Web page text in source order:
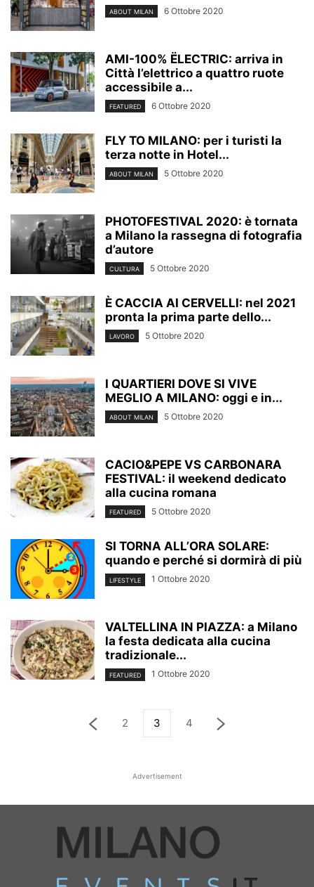
ABOUT MILAN 6 Ottobre 2020
AMI-100% ËLECTRIC: arriva in
Città l’elettrico a quattro ruote
accessibile a...
FEATURED 6 Ottobre 2020
FLY TO MILANO: per i turisti la
terza notte in Hotel...
ABOUT MILAN 5 Ottobre 2020
PHOTOFESTIVAL 2020: è tornata
a Milano la rassegna di fotografia
d’autore
CULTURA 5 Ottobre 2020
È CACCIA AI CERVELLI: nel 2021
pronta la prima parte dello...
LAVORO 5 Ottobre 2020
I QUARTIERI DOVE SI VIVE
MEGLIO A MILANO: oggi e in...
ABOUT MILAN 5 Ottobre 2020
CACIO&PEPE VS CARBONARA
FESTIVAL: il weekend dedicato
alla cucina romana
FEATURED 5 Ottobre 2020
SI TORNA ALL’ORA SOLARE:
quando e perché si dormirà di più
LIFESTYLE 1 Ottobre 2020
VALTELLINA IN PIAZZA: a Milano
la festa dedicata alla cucina
tradizionale...
FEATURED 1 Ottobre 2020
2 3 4
Advertisement